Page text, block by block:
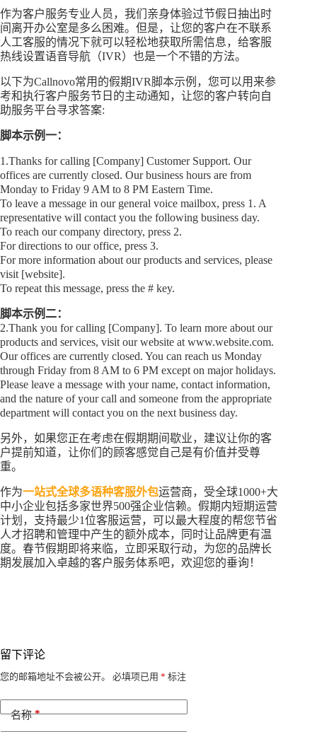
作为客户服务专业人员，我们亲身体验过节假日抽出时
间离开办公室是多么困难。但是，让您的客户在不联系
人工客服的情况下就可以轻松地获取所需信息，给客服
热线设置语音导航（IVR）也是一个不错的方法。
以下为Callnovo常用的假期IVR脚本示例，您可以用来参
考和执行客户服务节日的主动通知，让您的客户转向自
助服务平台寻求答案:
脚本示例一：
1.Thanks for calling [Company] Customer Support. Our
offices are currently closed. Our business hours are from
Monday to Friday 9 AM to 8 PM Eastern Time.
To leave a message in our general voice mailbox, press 1. A
representative will contact you the following business day.
To reach our company directory, press 2.
For directions to our office, press 3.
For more information about our products and services, please
visit [website].
To repeat this message, press the # key.
脚本示例二：
2.Thank you for calling [Company]. To learn more about our
products and services, visit our website at www.website.com.
Our offices are currently closed. You can reach us Monday
through Friday from 8 AM to 6 PM except on major holidays.
Please leave a message with your name, contact information,
and the nature of your call and someone from the appropriate
department will contact you on the next business day.
另外，如果您正在考虑在假期期间歇业，建议让你的客
户提前知道，让你们的顾客感觉自己是有价值并受尊
重。
作为一站式全球多语种客服外包运营商，受全球1000+大
中小企业包括多家世界500强企业信赖。假期内短期运营
计划，支持最少1位客服运营，可以最大程度的帮您节省
人才招聘和管理中产生的额外成本，同时让品牌更有温
度。春节假期即将来临，立即采取行动，为您的品牌长
期发展加入卓越的客户服务体系吧，欢迎您的垂询！
留下评论
您的邮箱地址不会被公开。 必填项已用 * 标注
名称*
A
t
e